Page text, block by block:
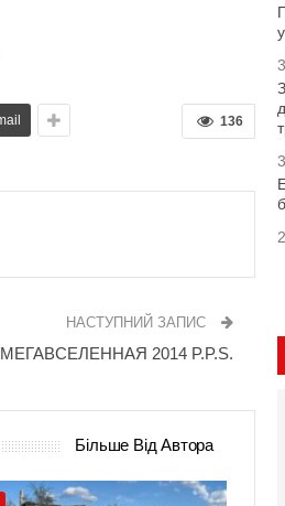
136
НАСТУПНИЙ ЗАПИС
МЕГАВСЕЛЕННАЯ 2014 P.P.S.
Більше Від Автора